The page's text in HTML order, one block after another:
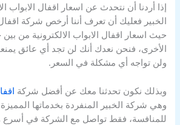
إذا أردنا أن نتحدث عن اسعار اقفال الابواب
الخبير فعليك أن تعرف أننا أرخص شركة
حيث اسعار اقفال الابواب الالكترونية من
الأخرى، فنحن نعدك أنك لن تجد أي عائق
ولن تواجه أي مشكلة في السعر.
وبذلك نكون تحدثنا معك عن أفضل شركة
وهي شركة الخبير المنفردة بخدماتها المميزة
للمنافسة، فقط تواصل مع الشركة في